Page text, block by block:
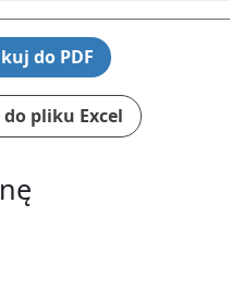
do PDF
pliku Excel